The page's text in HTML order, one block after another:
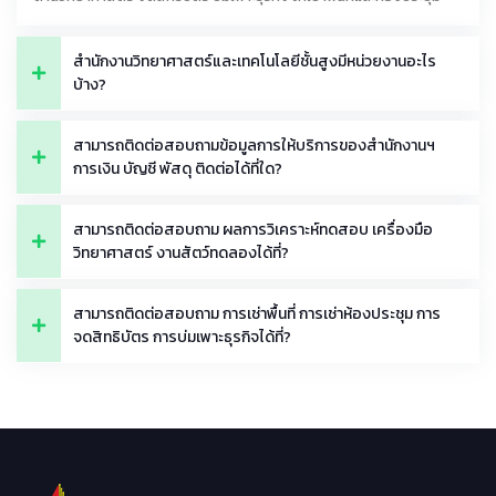
สำนักงานวิทยาศาสตร์และเทคโนโลยีชั้นสูงมีหน่วยงานอะไร
บ้าง?
สามารถติดต่อสอบถามข้อมูลการให้บริการของสำนักงานฯ
การเงิน บัญชี พัสดุ ติดต่อได้ที่ใด?
สามารถติดต่อสอบถาม ผลการวิเคราะห์ทดสอบ เครื่องมือ
วิทยาศาสตร์ งานสัตว์ทดลองได้ที่?
สามารถติดต่อสอบถาม การเช่าพื้นที่ การเช่าห้องประชุม การ
จดสิทธิบัตร การบ่มเพาะธุรกิจได้ที่?